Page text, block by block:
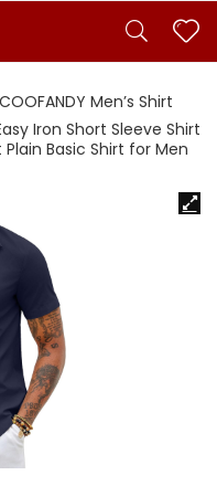
COOFANDY Men’s Shirt
Iron Short Sleeve Shirt
Plain Basic Shirt for Men